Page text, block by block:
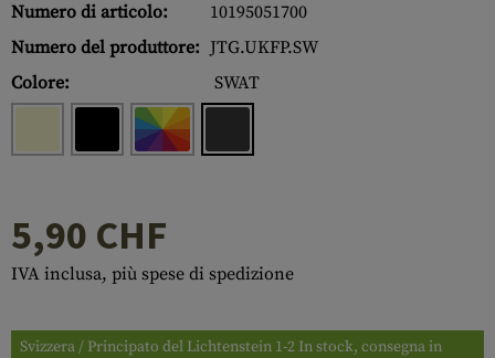
Numero di articolo:
10195051700
Numero del produttore: JTG.UKFP.SW
Colore:
SWAT
5,90 CHF
IVA inclusa, più spese di spedizione
Svizzera / Principato del Lichtenstein 1-2 In stock, consegna in